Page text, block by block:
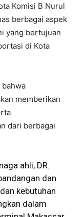
Komisi B Nurul
berbagai aspek
yang bertujuan
di Kota
memberikan
dari berbagai
ahli, DR.
dan
kebutuhan
dalam